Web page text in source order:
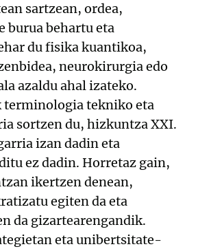
sartzean, ordea,
burua behartu eta
du fisika kuantikoa,
neurokirurgia edo
azaldu ahal izateko.
terminologia tekniko eta
sortzen du, hizkuntza XXI.
izan dadin eta
ez dadin. Horretaz gain,
ikertzen denean,
egiten da eta
da gizartearengandik.
eta unibertsitate-